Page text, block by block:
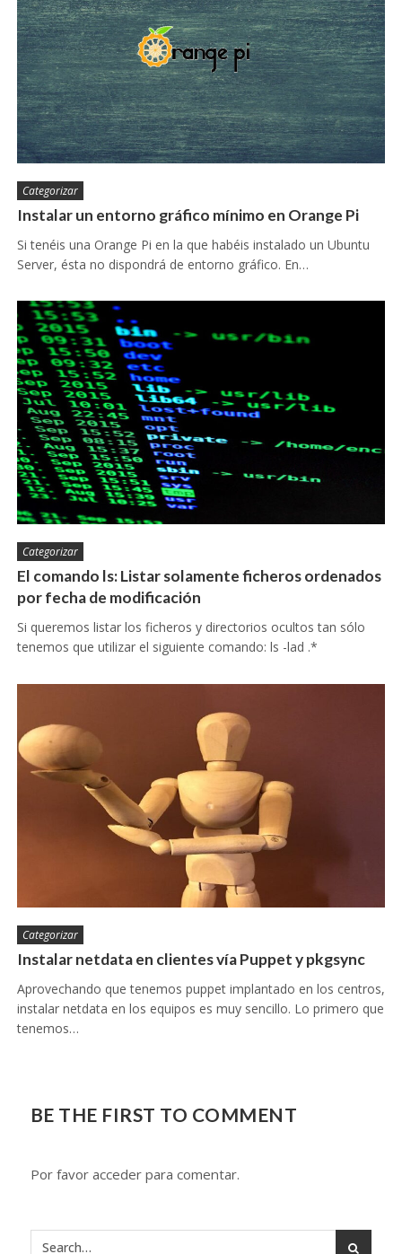
Categorizar
Instalar un entorno gráfico mínimo en Orange Pi
Si tenéis una Orange Pi en la que habéis instalado un Ubuntu
Server, ésta no dispondrá de entorno gráfico. En…
Categorizar
El comando ls: Listar solamente ficheros ordenados
por fecha de modificación
Si queremos listar los ficheros y directorios ocultos tan sólo
tenemos que utilizar el siguiente comando: ls -lad .*
Categorizar
Instalar netdata en clientes vía Puppet y pkgsync
Aprovechando que tenemos puppet implantado en los centros,
instalar netdata en los equipos es muy sencillo. Lo primero que
tenemos…
BE THE FIRST TO COMMENT
Por favor acceder para comentar.